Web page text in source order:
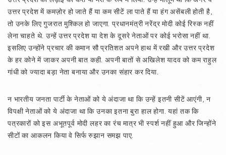
उत्तर प्रदेश में कमज़ोर हो जाते हैं या कम सीटें ला पाते हैं या हंग असेंबली होती है,
तो उनके लिए गुजरात मुश्किल हो जाएगा. प्रधानमंत्री नरेंद्र मोदी कोई रिस्क नहीं
लेना चाहते थे. उन्हें उत्तर प्रदेश या देश के दूसरे नेताओं पर कोई भरोसा नहीं था.
इसलिए उन्होंने प्रचार की कमान सौ प्रतिशत अपने हाथ में रखी और उत्तर प्रदेश
के हर कोने में जाकर अपनी बात कही. अपनी बातों से अखिलेश यादव को कम राहुल
गांधी को ज्यादा बड़ा नेता बनाया और उनका संहार कर दिया.
न भारतीय जनता पार्टी के नेताओं को ये अंदाजा था कि उन्हें इतनी सीटें आएंगी, न
विपक्षी नेताओं को ये अंदाजा था कि उनका इतना बुरा हाल होगा. यहां तक कि
पत्रकारों को इस अभूतपूर्व मोदी लहर का रंच मात्र भी स्पर्श नहीं हुआ और जिन्होंने
सीटों का आकलन किया वे सिर्फ रुझान समझ पाए.